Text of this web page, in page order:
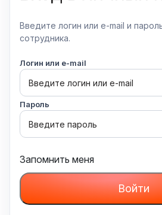
Введите логин или e-mail и
сотрудника.
Логин или e-mail
Пароль
Запомнить меня
Войти